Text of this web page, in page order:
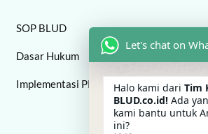
SOP BLUD
Dasar Hukum
Implementasi PPK BLUD
Let's chat on
Halo kami dari Tim
BLUD.co.id! Ada
kami bantu untuk
ini?